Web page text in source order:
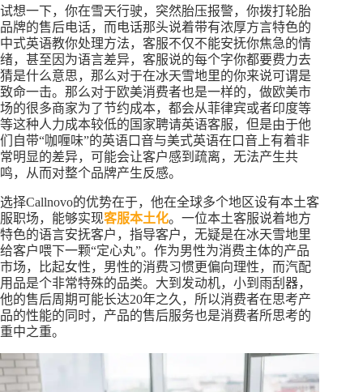
试想一下，你在雪天行驶，突然胎压报警，你拨打轮胎
品牌的售后电话，而电话那头说着带有浓厚方言特色的
中式英语教你处理方法，客服不仅不能安抚你焦急的情
绪，甚至因为语言差异，客服说的每个字你都要费力去
猜是什么意思，那么对于在冰天雪地里的你来说可谓是
致命一击。那么对于欧美消费者也是一样的，做欧美市
场的很多商家为了节约成本，都会从菲律宾或者印度等
等这种人力成本较低的国家聘请英语客服，但是由于他
们自带“咖喱味”的英语口音与美式英语在口音上有着非
常明显的差异，可能会让客户感到疏离，无法产生共
鸣，从而对整个品牌产生反感。
选择Callnovo的优势在于，他在全球多个地区设有本土客
服职场，能够实现客服本土化。一位本土客服说着地方
特色的语言安抚客户，指导客户，无疑是在冰天雪地里
给客户喂下一颗“定心丸”。作为男性为消费主体的产品
市场，比起女性，男性的消费习惯更偏向理性，而汽配
用品是个非常特殊的品类。大到发动机，小到雨刮器，
他的售后周期可能长达20年之久，所以消费者在思考产
品的性能的同时，产品的售后服务也是消费者所思考的
重中之重。